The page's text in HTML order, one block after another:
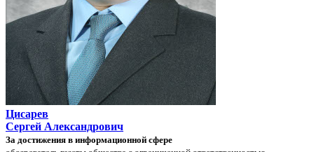
Цисарев
Сергей Александрович
За достижения в информационной сфере